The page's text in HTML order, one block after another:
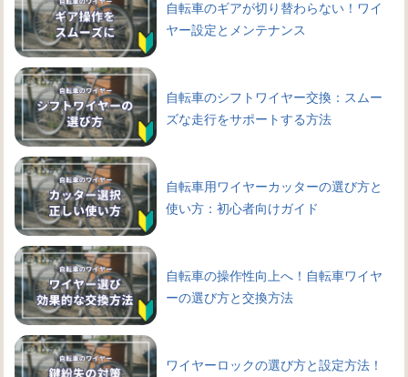
自転車のギアが切り替わらない！ワイ
ヤー設定とメンテナンス
自転車のシフトワイヤー交換：スムー
ズな走行をサポートする方法
自転車用ワイヤーカッターの選び方と
使い方：初心者向けガイド
自転車の操作性向上へ！自転車ワイヤ
ーの選び方と交換方法
ワイヤーロックの選び方と設定方法！